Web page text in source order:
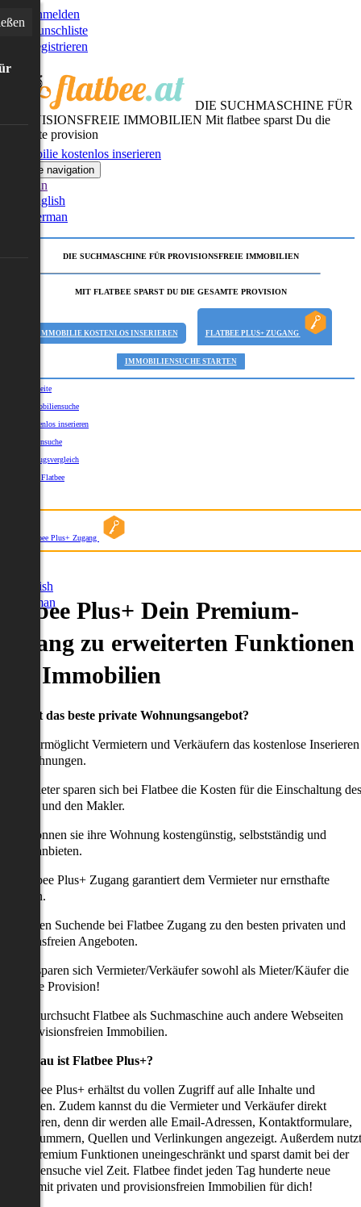
Anmelden
Wunschliste
Registrieren
DIE SUCHMASCHINE FÜR
PROVISIONSFREIE IMMOBILIEN Mit flatbee sparst Du die
gesamte provision
Immobilie kostenlos inserieren
Toggle navigation
German
English
German
DIE SUCHMASCHINE FÜR PROVISIONSFREIE IMMOBILIEN
MIT FLATBEE SPARST DU DIE GESAMTE PROVISION
IMMOBILIE KOSTENLOS INSERIEREN FLATBEE PLUS+ ZUGANG
IMMOBILIENSUCHE STARTEN
Startseite
Immobiliensuche
Kostenlos inserieren
Kartensuche
Umzugsvergleich
Über Flatbee
Flatbee Plus+ Zugang
English
German
Plus+ Dein Premium-
zu erweiterten Funktionen
Immobilien
willst das beste private Wohnungsangebot?
ermöglicht Vermietern und Verkäufern das kostenlose Inserieren
Wohnungen.
Anbieter sparen sich bei Flatbee die Kosten für die Einschaltung des
und den Makler.
können sie ihre Wohnung kostengünstig, selbstständig und
anbieten.
Flatbee Plus+ Zugang garantiert dem Vermieter nur ernsthafte
erhalten Suchende bei Flatbee Zugang zu den besten privaten und
Angeboten.
uns sparen sich Vermieter/Verkäufer sowohl als Mieter/Käufer die
Provision!
durchsucht Flatbee als Suchmaschine auch andere Webseiten
provisionsfreien Immobilien.
genau ist Flatbee Plus+?
Flatbee Plus+ erhältst du vollen Zugriff auf alle Inhalte und
Zudem kannst du die Vermieter und Verkäufer direkt
denn dir werden alle Email-Adressen, Kontaktformulare,
Quellen und Verlinkungen angezeigt. Außerdem nutzt
alle Premium Funktionen uneingeschränkt und sparst damit bei der
viel Zeit. Flatbee findet jeden Tag hunderte neue
mit privaten und provisionsfreien Immobilien für dich!